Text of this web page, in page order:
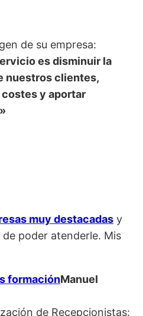
de su empresa:
es disminuir la
nuestros clientes,
y aportar
muy destacadas y
poder atenderle. Mis
Manuel
de Recepcionistas: